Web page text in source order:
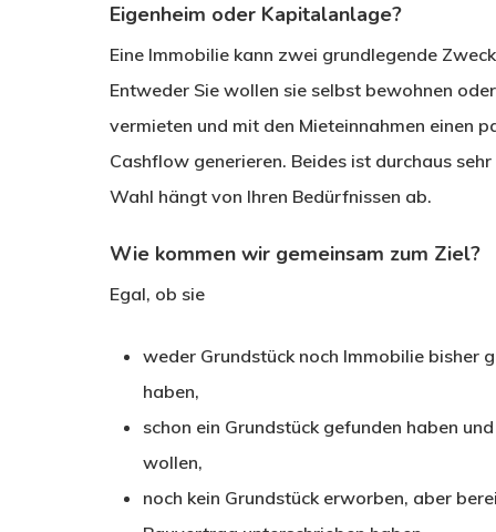
Eigenheim oder Kapitalanlage?
Eine Immobilie kann zwei grundlegende
Entweder Sie wollen sie selbst bewohnen
vermieten und mit den Mieteinnahmen einen
Cashflow generieren. Beides ist durchaus
Wahl hängt von Ihren Bedürfnissen ab.
Wie kommen wir gemeinsam zum Ziel?
Egal, ob sie
weder Grundstück noch Immobilie bisher
haben,
schon ein Grundstück gefunden haben
wollen,
noch kein Grundstück erworben, aber